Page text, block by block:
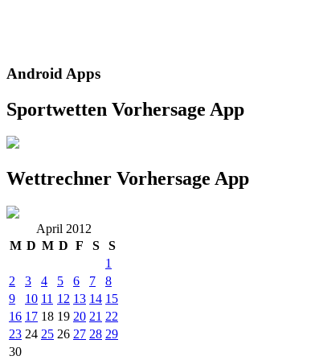
Android Apps
Sportwetten Vorhersage App
Wettrechner Vorhersage App
April 2012
M D M D F S
S
1
2
3 4 5 6 7
8
9
10 11 12 13 14 15
16 17 18 19 20 21 22
23 24 25 26 27 28 29
30